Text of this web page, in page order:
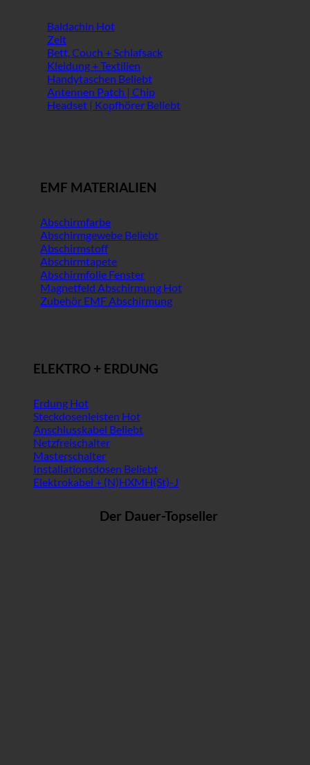
Baldachin
Zelt
Bett, Couch + Schlafsack
Kleidung + Textilien
Handytaschen
Antennen Patch | Chip
Headset | Kopfhörer
EMF MATERIALIEN
Abschirmfarbe
Abschirmgewebe
Abschirmstoff
Abschirmtapete
Abschirmfolie Fenster
Magnetfeld Abschirmung
Zubehör EMF Abschirmung
ELEKTRO + ERDUNG
Erdung
Steckdosenleisten
Anschlusskabel
Netzfreischalter
Masterschalter
Installationsdosen
Elektrokabel + (N)HXMH(St)-J
Der Dauer-Topseller